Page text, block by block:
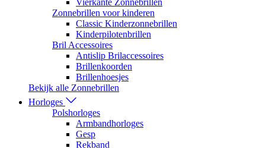
Vierkante Zonnebrillen
Zonnebrillen voor kinderen
Classic Kinderzonnebrillen
Kinderpilotenbrillen
Bril Accessoires
Antislip Brilaccessoires
Brillenkoorden
Brillenhoesjes
Bekijk alle Zonnebrillen
Horloges
Polshorloges
Armbandhorloges
Gesp
Rekband